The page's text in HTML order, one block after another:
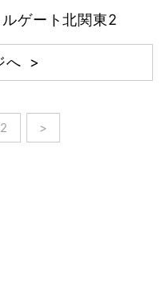
ゲート北関東2
へ >
2 >